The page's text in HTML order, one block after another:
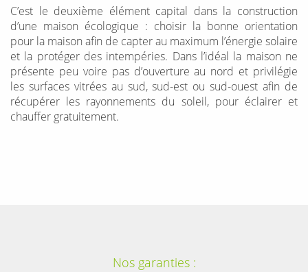
C’est le deuxième élément capital dans la construction
d’une maison écologique : choisir la bonne orientation
pour la maison afin de capter au maximum l’énergie solaire
et la protéger des intempéries. Dans l’idéal la maison ne
présente peu voire pas d’ouverture au nord et privilégie
les surfaces vitrées au sud, sud-est ou sud-ouest afin de
récupérer les rayonnements du soleil, pour éclairer et
chauffer gratuitement.
Nos garanties :